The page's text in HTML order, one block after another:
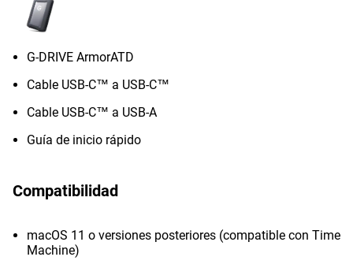
G-DRIVE ArmorATD
Cable USB-C™ a USB-C™
Cable USB-C™ a USB-A
Guía de inicio rápido
Compatibilidad
macOS 11 o versiones posteriores (compatible con Time
Machine)